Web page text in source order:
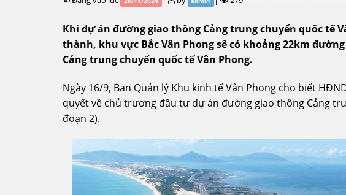
Khi dự án đường giao thông Cảng trung chuyển quốc tế
thành, khu vực Bắc Vân Phong sẽ có khoảng 22km
Cảng trung chuyển quốc tế Vân Phong.
Ngày 16/9, Ban Quản lý Khu kinh tế Vân Phong cho biết
quyết về chủ trương đầu tư dự án đường giao thông Cảng
đoạn 2).